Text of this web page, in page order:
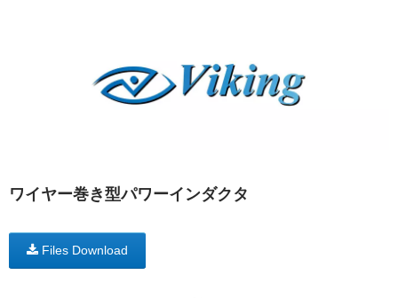
ワイヤー巻き型パワーインダクタ
Files Download